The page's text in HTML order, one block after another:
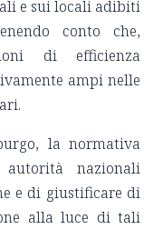
e sui locali adibiti
conto che,
di efficienza
ampi nelle
la normativa
nazionali
e di giustificare di
alla luce di tali